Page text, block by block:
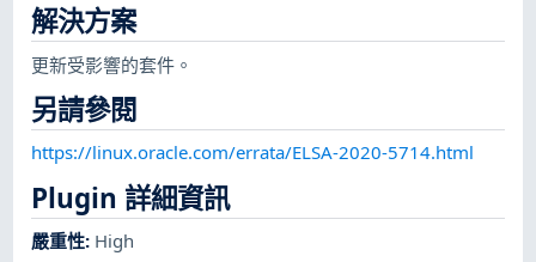
解決方案
更新受影響的套件。
另請參閱
https://linux.oracle.com/errata/ELSA-2020-5714.html
Plugin 詳細資訊
嚴重性: High